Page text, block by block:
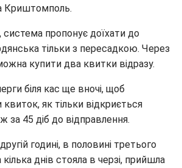
Криштомполь.
пропонує доїхати до
тільки з пересадкою. Через
купити два квитки відразу.
біля кас ще вночі, щоб
як тільки відкриється
за 45 діб до відправлення.
годині, в половині третього
днів стояла в черзі, прийшла